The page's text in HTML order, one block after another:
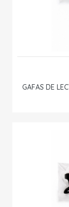
GAFAS DE